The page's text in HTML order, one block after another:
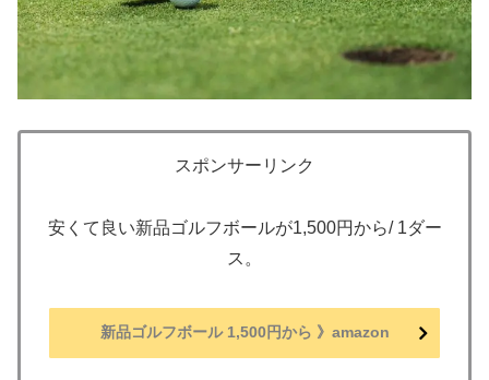
スポンサーリンク
安くて良い新品ゴルフボールが1,500円から/ 1ダー
ス。
新品ゴルフボール 1,500円から 》amazon